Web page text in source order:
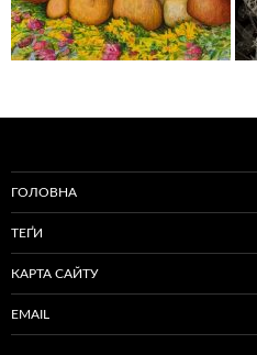
ГОЛОВНА
ТЕҐИ
КАРТА САЙТУ
EMAIL